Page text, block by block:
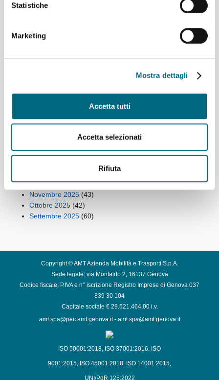
Statistiche
Marketing
Mostra dettagli
Accetta tutti
Accetta selezionati
Rifiuta
sabato 8 e domenica 9 agosto
Linea 825 – Da giovedì 6 agosto servizio regolare
Giugno 2026(46)
(43)
Marzo 2026(50)
Dicembre 2025(42)
Novembre 2025 (43)
Ottobre 2025 (42)
Settembre 2025 (60)
Copyright © AMT Azienda Mobilità e Trasporti S.p.A.
Sede legale: via Montaldo 2, 16137 Genova
Codice fiscale, P.IVA e n° iscrizione Registro Imprese di Genova 037
839 30 104
Capitale sociale € 29.521.464,00 i.v.
amt.spa@pec.amt.genova.it- amt.spa@amt.genova.it
ISO 50001:2018, ISO 37001:2016, ISO
9001:2015, ISO 45001:2018, ISO 14001:2015,
UNI/PdR 125:2022